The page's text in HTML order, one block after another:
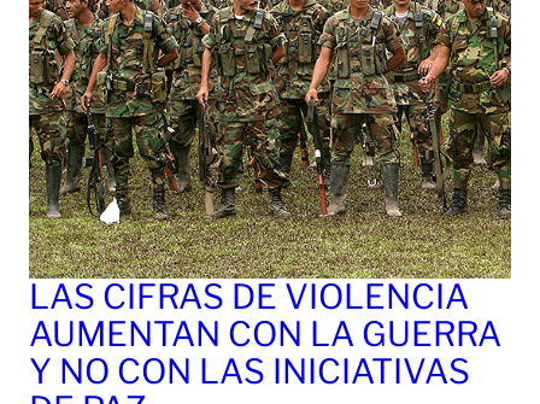
LAS CIFRAS DE VIOLENCIA
AUMENTAN CON LA GUERRA
Y NO CON LAS INICIATIVAS